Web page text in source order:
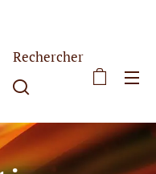
Rechercher